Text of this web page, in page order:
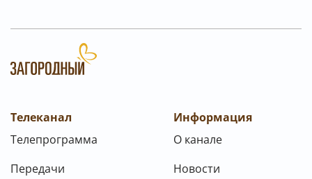
Телеканал
Телепрограмма
Передачи
Информация
О канале
Новости